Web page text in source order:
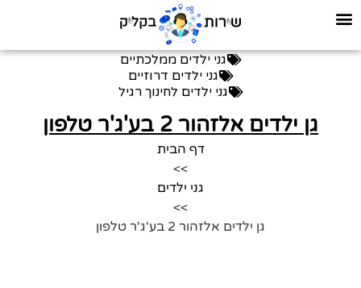
גני ילדים ממלכתיים
גני ילדים דרוזיים
גני ילדים לחינוך רגיל
גן ילדים אלזהור 2 בע'ג'ר טלפון
דף הבית
>>
גני ילדים
>>
גן ילדים אלזהור 2 בע'ג'ר טלפון